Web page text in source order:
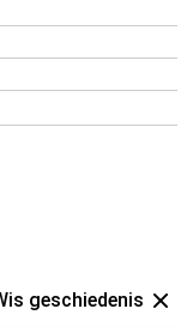
neer met je
je filmpjes op je
geschiedenis